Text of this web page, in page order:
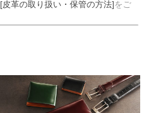
[皮革の取り扱い・保管の方法]をご